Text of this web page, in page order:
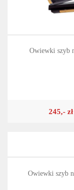
Owiewki szyb
245,- zł
Owiewki szyb